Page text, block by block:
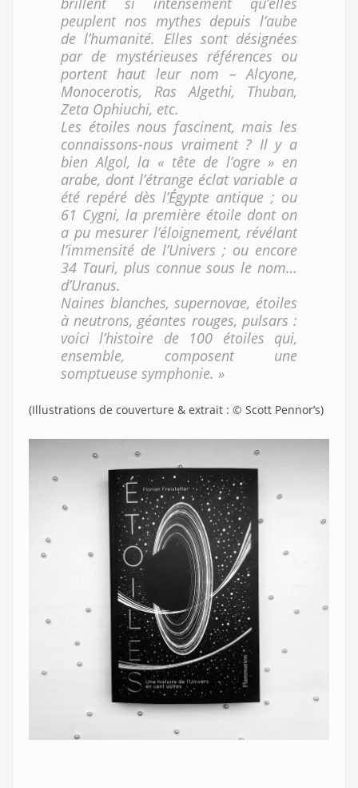
peuplent nos mythes depuis l’aube
de l’humanité. Elles sont désignées
par de mystérieuses références ou
portent haut leur nom – Alcyone,
Monocerotis, Ras Algethi, Thuban,
Zeta Ophiuchi, etc.
Les étoiles nous fascinent, mais les
connaissons-nous vraiment ? Il y a
bien Algol, la « tête de l’ogre » en
arabe, dont l’étrange éclat variable a
été repéré dès l’Égypte antique ; ou
61 Cygni, la première étoile dont on
a pu mesurer l’éloignement, révélant
l’immensité de l’Univers ; ou encore
34 Tauri, plus connue sous le nom…
d’Uranus.
Naines blanches, supernovae, étoiles
à neutrons, géantes rouges, pulsars :
voici l’histoire de 100 étoiles qui,
ensemble, composent une
somptueuse symphonie. »
(Illustrations de couverture & extrait : © Scott Pennor’s)